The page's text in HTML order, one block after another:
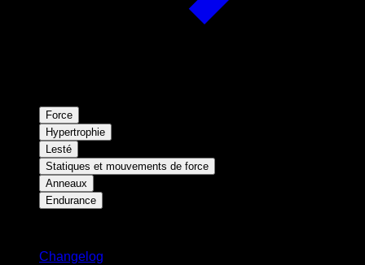
Force
Hypertrophie
Lesté
Statiques et mouvements de force
Anneaux
Endurance
Changelog